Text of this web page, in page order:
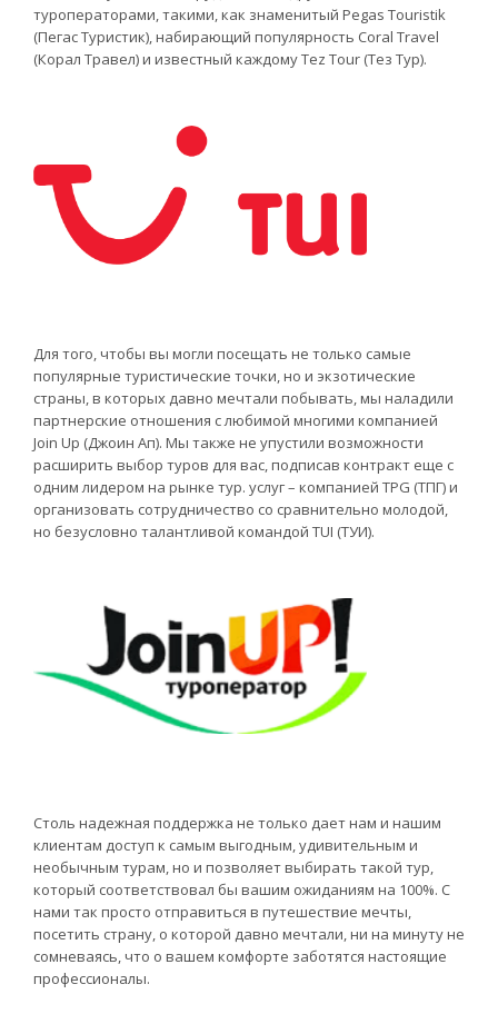
туроператорами, такими, как знаменитый Pegas Touristik
(Пегас Туристик), набирающий популярность Coral Travel
(Корал Травел) и известный каждому Tez Tour (Тез Тур).
Для того, чтобы вы могли посещать не только самые
популярные туристические точки, но и экзотические
страны, в которых давно мечтали побывать, мы наладили
партнерские отношения с любимой многими компанией
Join Up (Джоин Ап). Мы также не упустили возможности
расширить выбор туров для вас, подписав контракт еще с
одним лидером на рынке тур. услуг – компанией TPG (ТПГ) и
организовать сотрудничество со сравнительно молодой,
но безусловно талантливой командой TUI (ТУИ).
Столь надежная поддержка не только дает нам и нашим
клиентам доступ к самым выгодным, удивительным и
необычным турам, но и позволяет выбирать такой тур,
который соответствовал бы вашим ожиданиям на 100%. С
нами так просто отправиться в путешествие мечты,
посетить страну, о которой давно мечтали, ни на минуту не
сомневаясь, что о вашем комфорте заботятся настоящие
профессионалы.